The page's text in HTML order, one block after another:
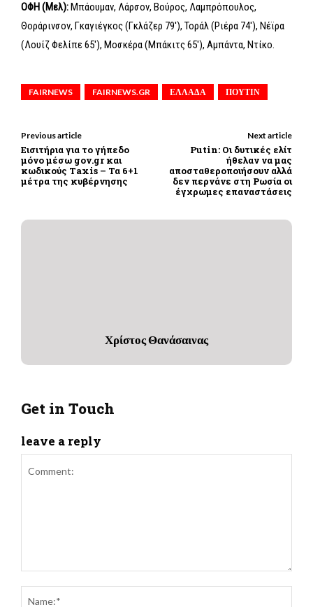
OΦΗ (Μελ): Μπάουμαν, Λάρσον, Βούρος, Λαμπρόπουλος,
Θοράρινσον, Γκαγιέγκος (Γκλάζερ 79′), Τοράλ (Ριέρα 74′), Νέϊρα
(Λουίζ Φελίπε 65′), Μοσκέρα (Μπάκιτς 65′), Αμπάντα, Ντίκο.
FAIRNEWS FAIRNEWS.GR ΕΛΛΑΔΑ ΠΟΥΤΙΝ
Previous article
Εισιτήρια για το γήπεδο
μόνο μέσω gov.gr και
κωδικούς Τaxis – Τα 6+1
μέτρα της κυβέρνησης
Next article
Putin: Οι δυτικές ελίτ
ήθελαν να μας
αποσταθεροποιήσουν αλλά
δεν περνάνε στη Ρωσία οι
έγχρωμες επαναστάσεις
Χρίστος Θανάσαινας
Get in Touch
leave a reply